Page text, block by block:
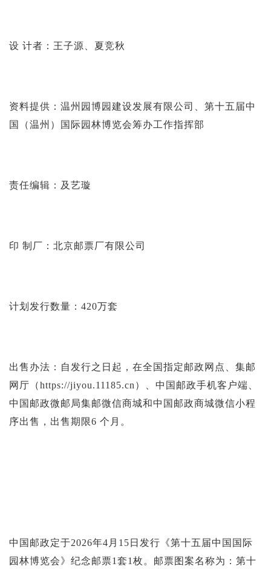
设 计者：王子源、夏竞秋
资料提供：温州园博园建设发展有限公司、第十五届中
国（温州）国际园林博览会筹办工作指挥部
责任编辑：及艺璇
印 制厂：北京邮票厂有限公司
计划发行数量：420万套
出售办法：自发行之日起，在全国指定邮政网点、集邮
网厅（https://jiyou.11185.cn）、中国邮政手机客户端、
中国邮政微邮局集邮微信商城和中国邮政商城微信小程
序出售，出售期限6 个月。
中国邮政定于2026年4月15日发行《第十五届中国国际
园林博览会》纪念邮票1套1枚。邮票图案名称为：第十